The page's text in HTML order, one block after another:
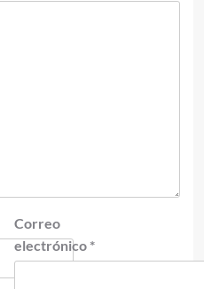
Correo
electrónico *